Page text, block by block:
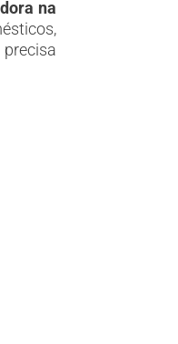
na
precisa